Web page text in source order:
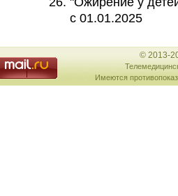
с 01.01.2025
© 2013-
Имеются